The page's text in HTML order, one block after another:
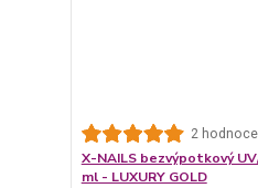
2
X-NAILS bezvýpotkový
ml - LUXURY GOLD